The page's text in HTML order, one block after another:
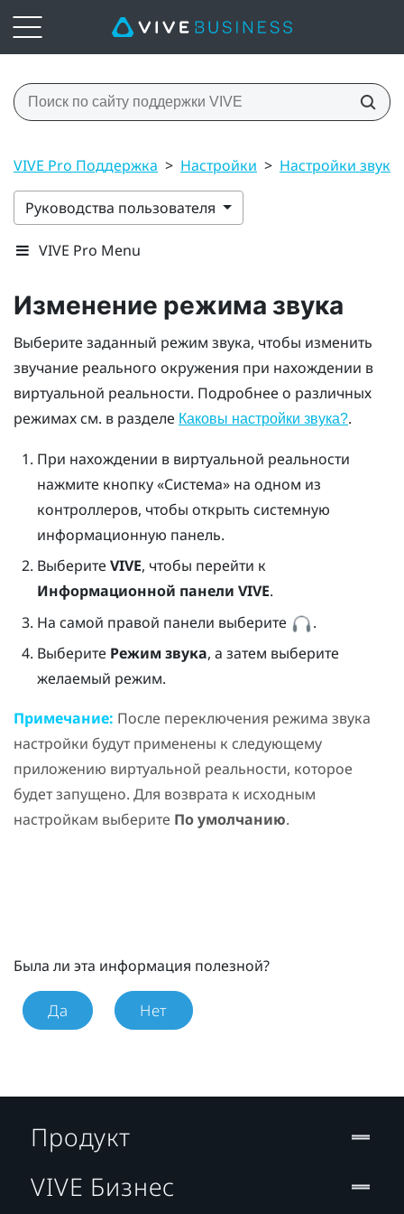
VIVE Pro Поддержка > Настройки > Настройки звука
Руководства пользователя
VIVE Pro Menu
Изменение режима звука
Выберите заданный режим звука, чтобы изменить
звучание реального окружения при нахождении в
виртуальной реальности. Подробнее о различных
режимах см. в разделе Каковы настройки звука?.
При нахождении в виртуальной реальности
нажмите кнопку «Система» на одном из
контроллеров, чтобы открыть системную
информационную панель.
Выберите VIVE, чтобы перейти к
Информационной панели VIVE.
На самой правой панели выберите
.
Выберите Режим звука, а затем выберите
желаемый режим.
Примечание: После переключения режима звука
настройки будут применены к следующему
приложению виртуальной реальности, которое
будет запущено. Для возврата к исходным
настройкам выберите По умолчанию.
Была ли эта информация полезной?
Да Нет
Продукт
VIVE Бизнес